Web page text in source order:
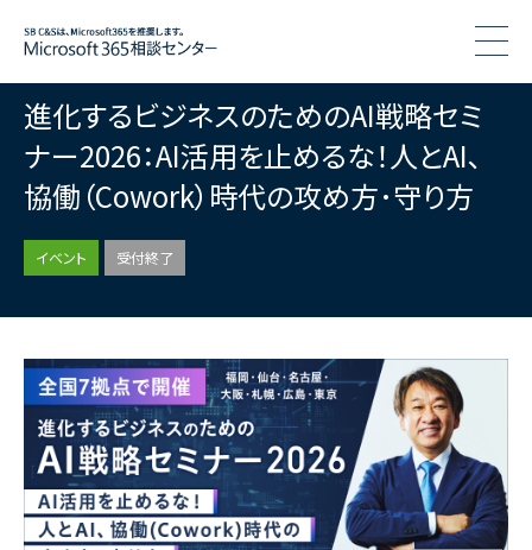
進化するビジネスのためのAI戦略セミ
ナー2026：AI活用を止めるな！人とAI､
協働（Cowork）時代の攻め方･守り方
イベント 受付終了